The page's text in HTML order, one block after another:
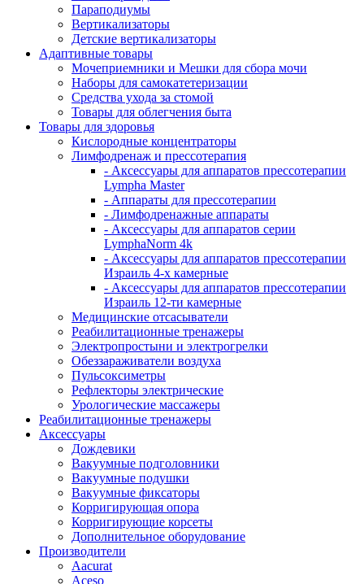
Параподиумы
Вертикализаторы
Детские вертикализаторы
Адаптивные товары
Мочеприемники и Мешки для сбора мочи
Наборы для самокатетеризации
Средства ухода за стомой
Товары для облегчения быта
Товары для здоровья
Кислородные концентраторы
Лимфодренаж и прессотерапия
- Аксессуары для аппаратов прессотерапии
Lympha Master
- Аппараты для прессотерапии
- Лимфодренажные аппараты
- Аксессуары для аппаратов серии
LymphaNorm 4k
- Аксессуары для аппаратов прессотерапии
Израиль 4-х камерные
- Аксессуары для аппаратов прессотерапии
Израиль 12-ти камерные
Медицинские отсасыватели
Реабилитационные тренажеры
Электропростыни и электрогрелки
Обеззараживатели воздуха
Пульсоксиметры
Рефлекторы электрические
Урологические массажеры
Реабилитационные тренажеры
Аксессуары
Дождевики
Вакуумные подголовники
Вакуумные подушки
Вакуумные фиксаторы
Корригирующая опора
Корригирующие корсеты
Дополнительное оборудование
Производители
Aacurat
Aceso